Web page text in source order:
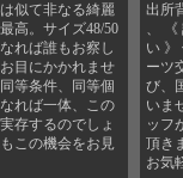
似て非なる綺麗
高。サイズ48/50
れば誰もお察し
目にかかれませ
等条件、同等個
れば一体、この
存するのでしょ
この機会をお見
出所
、 《
い 》
ーツ
び、
いま
ッフ
頂き
お気